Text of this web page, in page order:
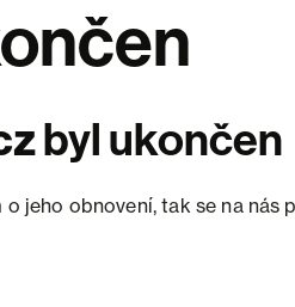
byl ukončen
jeho obnovení, tak se na nás